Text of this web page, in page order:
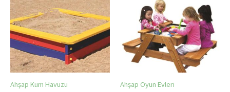
Ahşap Kum Havuzu Ahşap Oyun Evleri